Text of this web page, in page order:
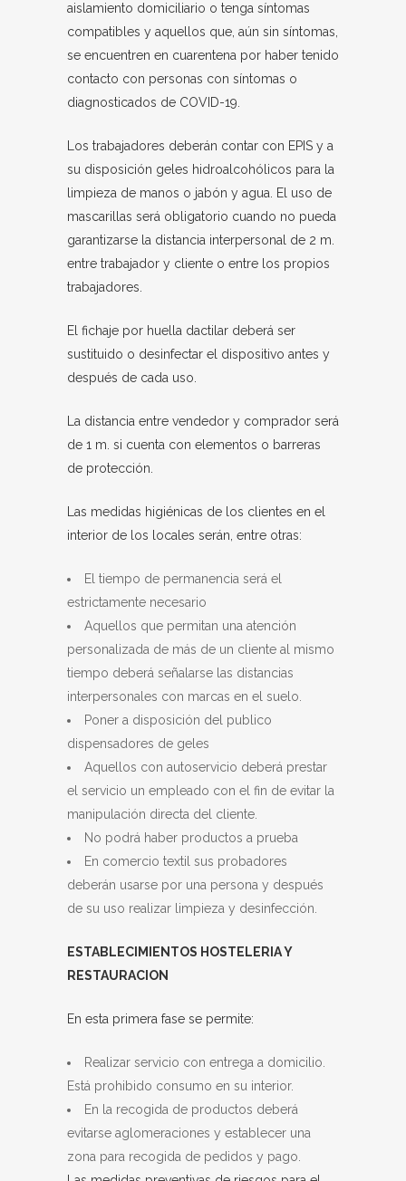
aislamiento domiciliario o tenga síntomas
compatibles y aquellos que, aún sin síntomas,
se encuentren en cuarentena por haber tenido
contacto con personas con síntomas o
diagnosticados de COVID-19.
Los trabajadores deberán contar con EPIS y a
su disposición geles hidroalcohólicos para la
limpieza de manos o jabón y agua. El uso de
mascarillas será obligatorio cuando no pueda
garantizarse la distancia interpersonal de 2 m.
entre trabajador y cliente o entre los propios
trabajadores.
El fichaje por huella dactilar deberá ser
sustituido o desinfectar el dispositivo antes y
después de cada uso.
La distancia entre vendedor y comprador será
de 1 m. si cuenta con elementos o barreras
de protección.
Las medidas higiénicas de los clientes en el
interior de los locales serán, entre otras:
El tiempo de permanencia será el
estrictamente necesario
Aquellos que permitan una atención
personalizada de más de un cliente al mismo
tiempo deberá señalarse las distancias
interpersonales con marcas en el suelo.
Poner a disposición del publico
dispensadores de geles
Aquellos con autoservicio deberá prestar
el servicio un empleado con el fin de evitar la
manipulación directa del cliente.
No podrá haber productos a prueba
En comercio textil sus probadores
deberán usarse por una persona y después
de su uso realizar limpieza y desinfección.
ESTABLECIMIENTOS HOSTELERIA Y
RESTAURACION
En esta primera fase se permite:
Realizar servicio con entrega a domicilio.
Está prohibido consumo en su interior.
En la recogida de productos deberá
evitarse aglomeraciones y establecer una
zona para recogida de pedidos y pago.